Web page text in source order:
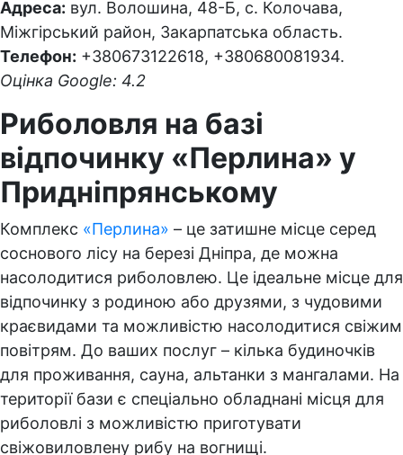
Адреса: вул. Волошина, 48-Б, с. Колочава,
Міжгірський район, Закарпатська область.
Телефон: +380673122618, +380680081934.
Оцінка Google: 4.2
Риболовля на базі
відпочинку «Перлина» у
Придніпрянському
Комплекс «Перлина» – це затишне місце серед
соснового лісу на березі Дніпра, де можна
насолодитися риболовлею. Це ідеальне місце для
відпочинку з родиною або друзями, з чудовими
краєвидами та можливістю насолодитися свіжим
повітрям. До ваших послуг – кілька будиночків
для проживання, сауна, альтанки з мангалами. На
території бази є спеціально обладнані місця для
риболовлі з можливістю приготувати
свіжовиловлену рибу на вогнищі.